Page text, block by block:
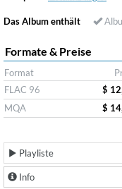
Das Album enthält
Formate & Preise
Format
FLAC 96
$
MQA
$
Playliste
Info